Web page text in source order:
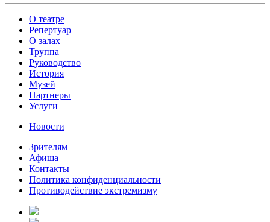
О театре
Репертуар
О залах
Труппа
Руководство
История
Музей
Партнеры
Услуги
Новости
Зрителям
Афиша
Контакты
Политика конфиденциальности
Противодействие экстремизму